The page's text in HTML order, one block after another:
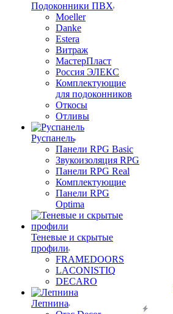
Подоконники ПВХ
Moeller
Danke
Estera
Витраж
МастерПласт
Россия ЭЛЕКС
Комплектующие
для подоконников
Откосы
Отливы
Руспанель
Панели RPG Basic
Звукоизоляция RPG
Панели RPG Real
Комплектующие
Панели RPG
Optima
Теневые и скрытые
профили
FRAMEDOORS
LACONISTIQ
DECARO
Лепнина